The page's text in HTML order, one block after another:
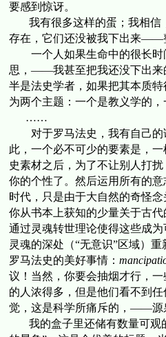
要感到惊讶。
我有很多这样的蛋；我相
存在，它们还没被我下出来——
一个人如果生命中的很长
思， ——我甚至把我还没下出
半是法史学者，如果把其本质
为两个主题：一个是教义学的，
……
对于罗马法史，我有自己
此，一个必不可少的要素是，
史素材之后，为了不让别人打
你的个性了。然后运用所有的
时代，只是由于大自然的奇怪
你从书本上获知的少量关于古
通过灵魂转世理论使得这些成
灵魂的深处（“无意识”区域）
罗马法史的美好事情：
议！当然，你要会抽烟才行，
的人浓得多，但是他们看不到
觉，这是科学所痛斥的， ——源
我的盒子里还储有数量可观